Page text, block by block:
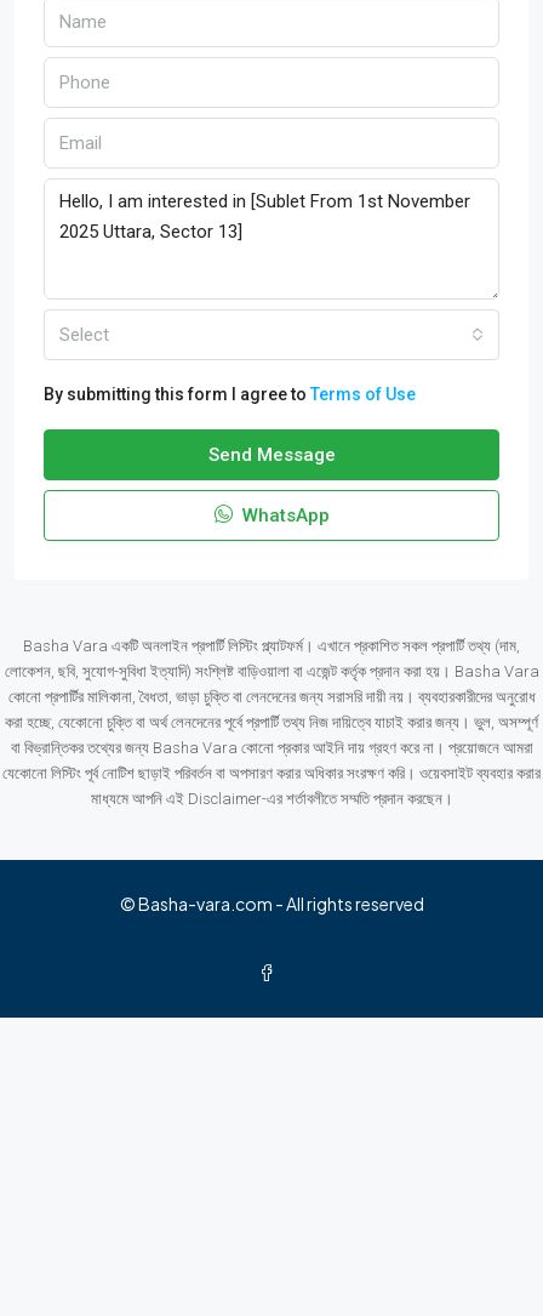
Select
By submitting this form I agree toTerms of Use
Send Message
WhatsApp
Basha Vara একটি অনলাইন প্রপার্টি লিস্টিং প্ল্যাটফর্ম। এখানে প্রকাশিত সকল প্রপার্টি তথ্য (দাম,
লোকেশন, ছবি, সুযোগ-সুবিধা ইত্যাদি) সংশ্লিষ্ট বাড়িওয়ালা বা এজেন্ট কর্তৃক প্রদান করা হয়। Basha Vara
কোনো প্রপার্টির মালিকানা, বৈধতা, ভাড়া চুক্তি বা লেনদেনের জন্য সরাসরি দায়ী নয়। ব্যবহারকারীদের অনুরোধ
করা হচ্ছে, যেকোনো চুক্তি বা অর্থ লেনদেনের পূর্বে প্রপার্টি তথ্য নিজ দায়িত্বে যাচাই করার জন্য। ভুল, অসম্পূর্ণ
বা বিভ্রান্তিকর তথ্যের জন্য Basha Vara কোনো প্রকার আইনি দায় গ্রহণ করে না। প্রয়োজনে আমরা
যেকোনো লিস্টিং পূর্ব নোটিশ ছাড়াই পরিবর্তন বা অপসারণ করার অধিকার সংরক্ষণ করি। ওয়েবসাইট ব্যবহার করার
মাধ্যমে আপনি এই Disclaimer-এর শর্তাবলীতে সম্মতি প্রদান করছেন।
© Basha-vara.com - All rights reserved